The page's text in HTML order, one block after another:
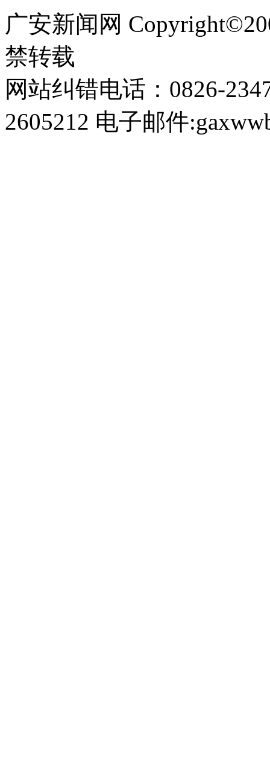
广安新闻网
禁转载
网站纠错电话：0826-
2605212 电子邮件